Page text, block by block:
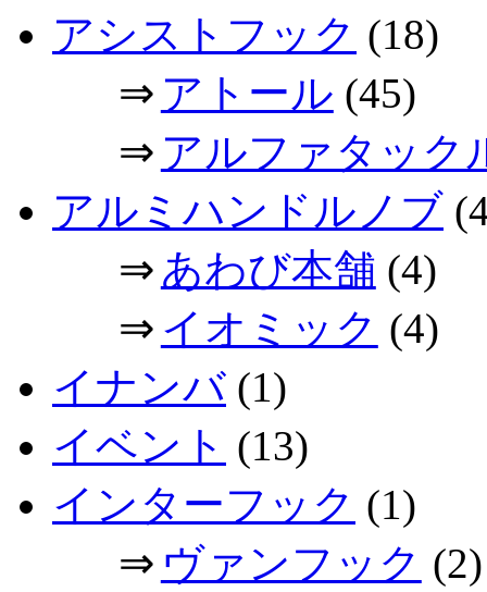
アシストフック (18)
⇒ アトール (45)
⇒ アルファタック
アルミハンドルノブ
⇒ あわび本舗 (4)
⇒ イオミック (4)
イナンバ (1)
イベント (13)
インターフック (1)
⇒ ヴァンフック (2)